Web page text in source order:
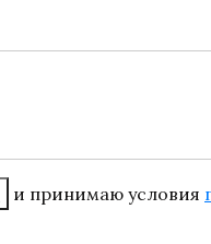
и принимаю условия